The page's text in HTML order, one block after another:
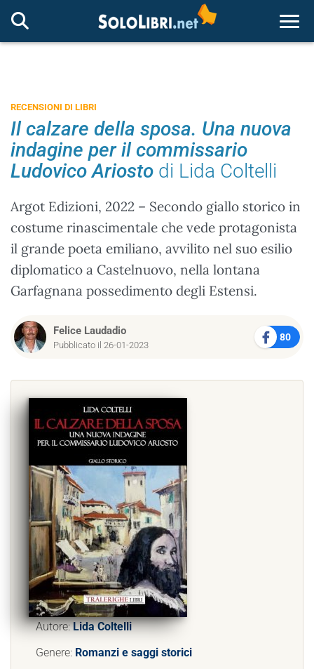
RECENSIONI DI LIBRI
Il calzare della sposa. Una nuova
indagine per il commissario
Ludovico Ariosto di Lida Coltelli
Argot Edizioni, 2022 – Secondo giallo storico in
costume rinascimentale che vede protagonista
il grande poeta emiliano, avvilito nel suo esilio
diplomatico a Castelnuovo, nella lontana
Garfagnana possedimento degli Estensi.
Felice Laudadio
Pubblicato il 26-01-2023
80
Autore:Lida Coltelli
Genere: Romanzi e saggi storici